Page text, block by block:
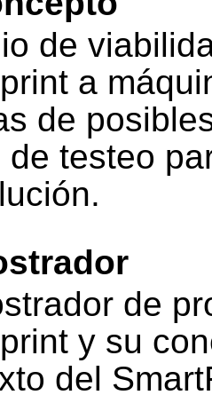
de
a
de
de testeo
de
y su
del